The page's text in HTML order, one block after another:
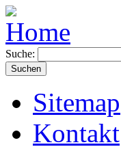
Suche:
Sitemap
Kontakt